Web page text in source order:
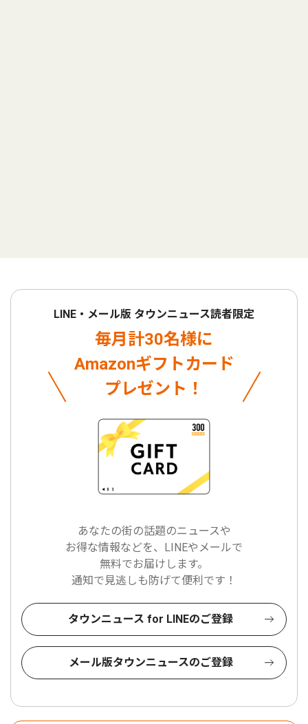
LINE・メール版 タウンニュース読者限定
毎月計30名様に
Amazonギフトカード
プレゼント！
あなたの街の話題のニュースや
お得な情報などを、LINEやメールで
無料でお届けします。
通知で見逃しも防げて便利です！
タウンニュース for LINEのご登録
メール版タウンニュースのご登録